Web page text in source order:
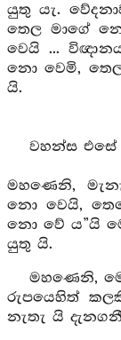
යුතු යැ.
තෙල මාගේ
වෙයි ...
නො වෙමි,
යි.
වහන්ස එසේ
මහණෙනි,
නො වෙයි,
නො වේ ය”යි
යුතු යි.
මහණෙනි,
රුපයෙහිත්
නැතැ යි